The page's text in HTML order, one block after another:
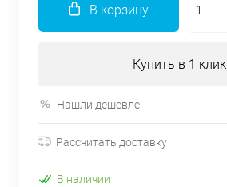
В корзину
Купить в 1 клик
Нашли дешевле
Рассчитать доставку
В наличии